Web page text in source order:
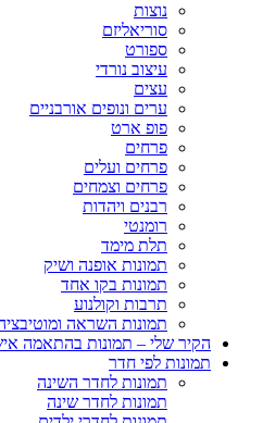
נוצות
סוריאליזם
ספורט
עיצוב נורדי
עצים
ערים ונופים אורבניים
פופ ארט
פרחים
פרחים ועלים
פרחים וצמחים
רבנים ויהדות
רומנטי
תלת מימד
תמונות אופנה ושיק
תמונות בקו אחד
תרבות וקולנוע
תמונות השראה
הקיר שלי – תמונות בהתאמה
תמונות לפי חדר
תמונות לחדר השינה
תמונות לחדר שינה